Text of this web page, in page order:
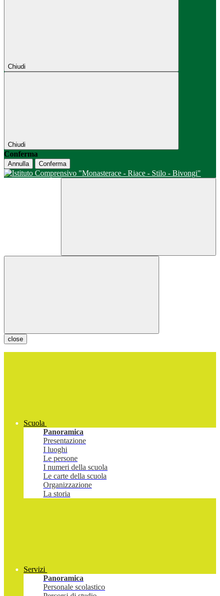
Chiudi
Chiudi
Conferma
Annulla Conferma
close
Scuola
Panoramica
Presentazione
I luoghi
Le persone
I numeri della scuola
Le carte della scuola
Organizzazione
La storia
Servizi
Panoramica
Personale scolastico